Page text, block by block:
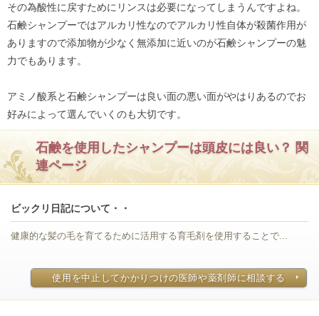
その為酸性に戻すためにリンスは必要になってしまうんですよね。
石鹸シャンプーではアルカリ性なのでアルカリ性自体が殺菌作用が
ありますので添加物が少なく無添加に近いのが石鹸シャンプーの魅
力でもあります。
アミノ酸系と石鹸シャンプーは良い面の悪い面がやはりあるのでお
好みによって選んでいくのも大切です。
石鹸を使用したシャンプーは頭皮には良い？ 関
連ページ
ビックリ日記について・・
健康的な髪の毛を育てるために活用する育毛剤を使用することで...
使用を中止してかかりつけの医師や薬剤師に相談する